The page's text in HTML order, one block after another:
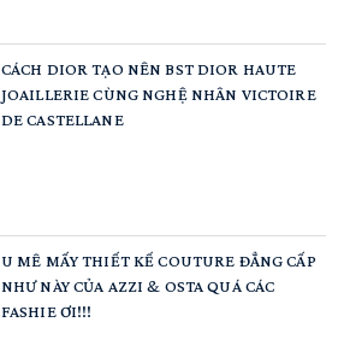
CÁCH DIOR TẠO NÊN BST DIOR HAUTE
JOAILLERIE CÙNG NGHỆ NHÂN VICTOIRE
DE CASTELLANE
U MÊ MẤY THIẾT KẾ COUTURE ĐẲNG CẤP
NHƯ NÀY CỦA AZZI & OSTA QUÁ CÁC
FASHIE ƠI!!!